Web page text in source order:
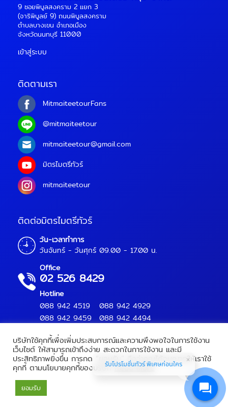
บริษัทใช้คุกกี้เพื่อเพิ่มประสบการณ์และความพึงพอใจในการใช้งาน
เว็บไซต์ ให้สามารถเข้าถึงง่าย สะดวกในการใช้งาน และมี
ประสิทธิภาพยิ่งขึ้น การกด “ยอมรับ” ถือว่าคุณได้อนุญาตให้เราใช้
คุกกี้ ตามนโยบายคุกกี้ของบริษัทRead More
ยอมรับ
9 ซอยพิบูลสงคราม 2 แยก 3
(จาริพิบูลย์ 9) ถนนพิบูลสงคราม
ตำบลบางเขน อำเภอเมือง
จังหวัดนนทบุรี 11000
เข้าสู่ระบบ
ติดตามเรา
MitmaiteetourFans
@mitmaiteetour
mitmaiteetour@gmail.com
มิตรไมตรีทัวร์
mitmaiteetour
ติดต่อมิตรไมตรีทัวร์
วัน-เวลาทำการ
วันจันทร์ - วันศุกร์ 09.00 - 17.00 น.
Office
02 526 8429
Hotline
088 942 4519
088 942 9459
088 942 4929
088 942 4494
Mitmaitee Tour Copyright 2018.All Rights Reserved.
11/09566
รับโปรโมชั่นทัวร์ พิเศษก่อนใคร